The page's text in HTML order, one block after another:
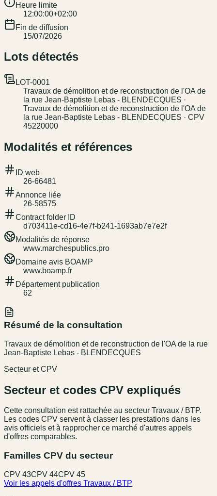
Heure limite
12:00:00+02:00
Fin de diffusion
15/07/2026
Lots détectés
LOT-0001
Travaux de démolition et de reconstruction de l'OA de
la rue Jean-Baptiste Lebas - BLENDECQUES ·
Travaux de démolition et de reconstruction de l'OA de
la rue Jean-Baptiste Lebas - BLENDECQUES · CPV
45220000
Modalités et références
ID web
26-66481
Annonce liée
26-58575
Contract folder ID
d703411e-cd16-4e7f-b241-1693ab7e7e2f
Modalités de réponse
www.marchespublics.pro
Domaine avis BOAMP
www.boamp.fr
Département publication
62
Résumé de la consultation
Travaux de démolition et de reconstruction de l'OA de la rue
Jean-Baptiste Lebas - BLENDECQUES
Secteur et CPV
Secteur et codes CPV expliqués
Cette consultation est rattachée au secteur Travaux / BTP.
Les codes CPV servent à classer les prestations dans les
avis officiels et à rapprocher ce marché d'autres appels
d'offres comparables.
Familles CPV du secteur
CPV 43CPV 44CPV 45
Voir les appels d'offres Travaux / BTP